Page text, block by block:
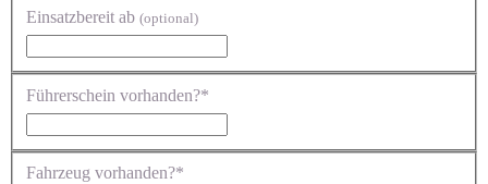
Einsatzbereit ab (optional)
Führerschein vorhanden?*
Fahrzeug vorhanden?*